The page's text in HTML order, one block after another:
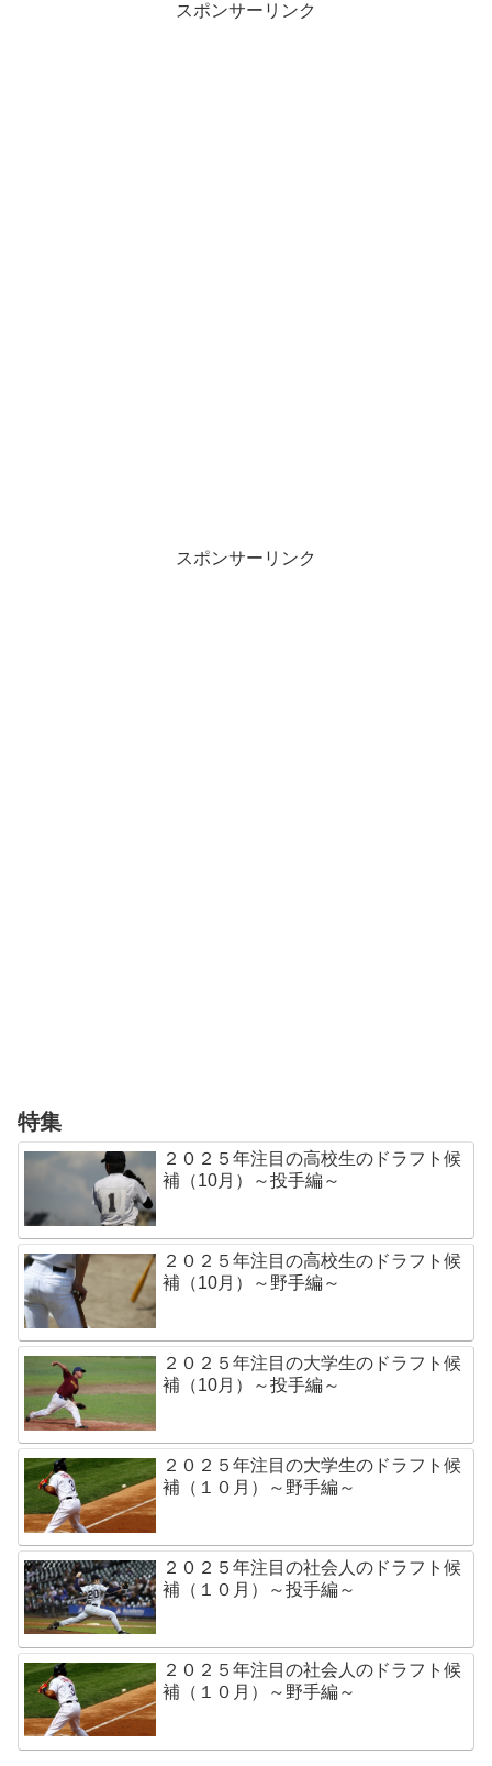
スポンサーリンク
スポンサーリンク
特集
２０２５年注目の高校生のドラフト候
補（10月）～投手編～
２０２５年注目の高校生のドラフト候
補（10月）～野手編～
２０２５年注目の大学生のドラフト候
補（10月）～投手編～
２０２５年注目の大学生のドラフト候
補（１０月）～野手編～
２０２５年注目の社会人のドラフト候
補（１０月）～投手編～
２０２５年注目の社会人のドラフト候
補（１０月）～野手編～